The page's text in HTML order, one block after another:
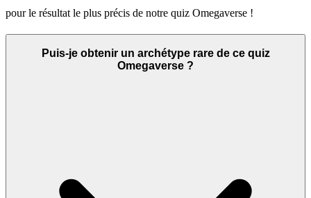
pour le résultat le plus précis de notre quiz Omegaverse !
Puis-je obtenir un archétype rare de ce quiz
Omegaverse ?